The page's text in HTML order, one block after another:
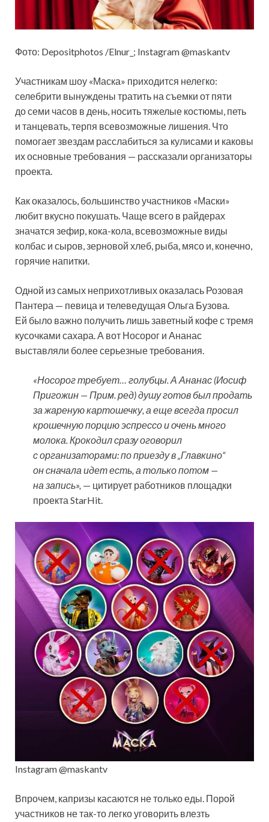
Фото: Depositphotos /Elnur_; Instagram @maskantv
Участникам шоу «Маска» приходится нелегко:
селебрити вынуждены тратить на съемки от пяти
до семи часов в день, носить тяжелые костюмы, петь
и танцевать, терпя всевозможные лишения. Что
помогает звездам расслабиться за кулисами и каковы
их основные требования — рассказали организаторы
проекта.
Как оказалось, большинство участников «Маски»
любит вкусно покушать. Чаще всего в райдерах
значатся зефир, кока-кола, всевозможные виды
колбас и сыров, зерновой хлеб, рыба, мясо и, конечно,
горячие напитки.
Одной из самых неприхотливых оказалась Розовая
Пантера — певица и телеведущая Ольга Бузова.
Ей было важно получить лишь заветный кофе с тремя
кусочками сахара. А вот Носорог и Ананас
выставляли более серьезные требования.
«Носорог требует… голубцы. А Ананас (Иосиф
Пригожин — Прим. ред) душу готов был продать
за жареную картошечку, а еще всегда просил
крошечную порцию эспрессо и очень много
молока. Крокодил сразу оговорил
с организаторами: по приезду в „Главкино“
он сначала идет есть, а только потом —
на запись», — цитирует работников площадки
проекта StarHit.
Instagram @maskantv
Впрочем, капризы касаются не только еды. Порой
участников не так-то легко уговорить влезть